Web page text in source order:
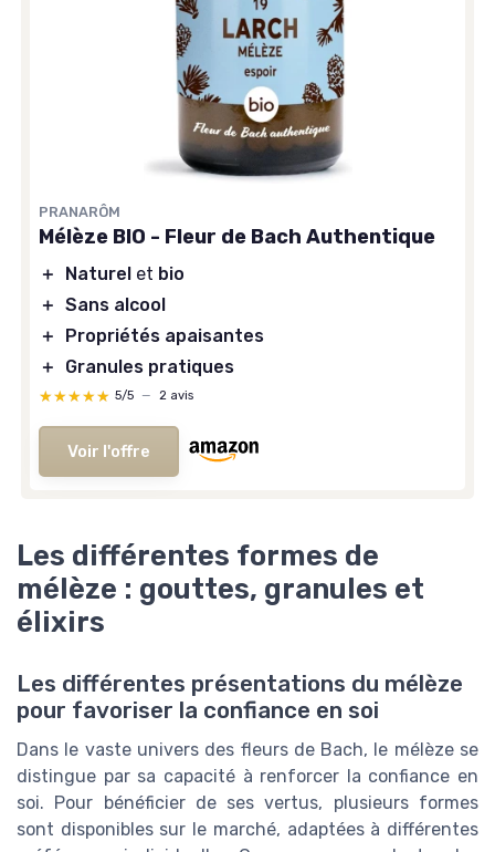
PRANARÔM
Mélèze BIO - Fleur de Bach Authentique
＋ Naturel et bio
＋ Sans alcool
＋
Propriétés apaisantes
＋
Granules pratiques
★★★★★
★★★★★ 5/5 — 2 avis
Voir l'offre
Les différentes formes de
mélèze : gouttes, granules et
élixirs
Les différentes présentations du mélèze
pour favoriser la confiance en soi
Dans le vaste univers des fleurs de Bach, le mélèze se
distingue par sa capacité à renforcer la confiance en
soi. Pour bénéficier de ses vertus, plusieurs formes
sont disponibles sur le marché, adaptées à différentes